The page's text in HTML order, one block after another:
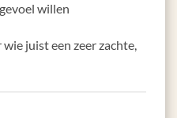
willen
juist een zeer zachte,